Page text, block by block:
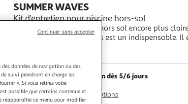
SUMMER WAVES
Kit d'entretien pour piscine hors-sol
Pour rendre votre piscine hors sol encore plus
d'entretien SummerWaves est un indispensable.
rétractable vous permettra de n
Livraison dès 5/6 jours
Plus d'options
données de navigation ou des
suivi prendront en charge les
». Si vous retirez votre
possible que certains contenus et
réapparaître ce menu pour modifier
Continuer sans accepter